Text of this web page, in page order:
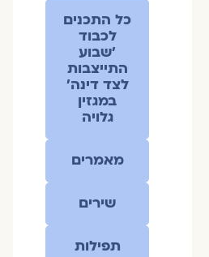
כל התכנים
לכבוד
׳שבוע
התייצבות
לצד דינה׳
במגזין
גלויה
מאמרים
שירים
תפילות